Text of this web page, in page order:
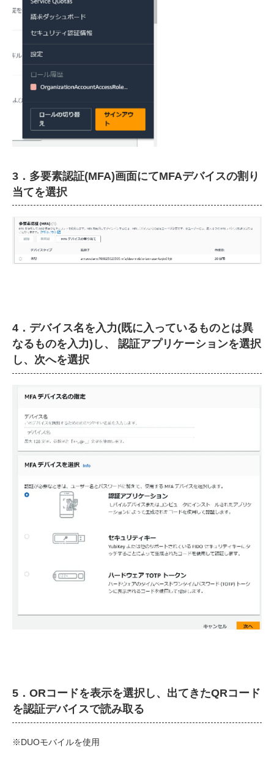
3．多要素認証(MFA)画面にてMFAデバイスの割り
当てを選択
4．デバイス名を入力(既に入っているものとは異
なるものを入力)し、 認証アプリケーションを選択
し、次へを選択
5．ORコードを表示を選択し、出てきたQRコード
を認証デバイスで読み取る
※DUOモバイルを使用